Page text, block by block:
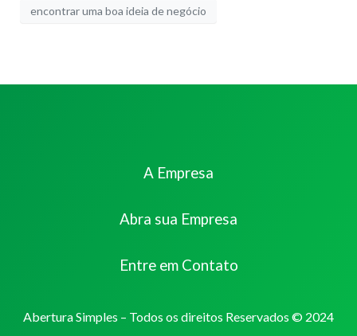
encontrar uma boa ideia de negócio
A Empresa
Abra sua Empresa
Entre em Contato
Abertura Simples – Todos os direitos Reservados © 2024